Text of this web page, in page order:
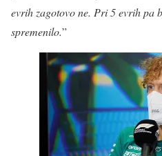
evrih zagotovo ne. Pri 5 evrih pa
spremenilo.”